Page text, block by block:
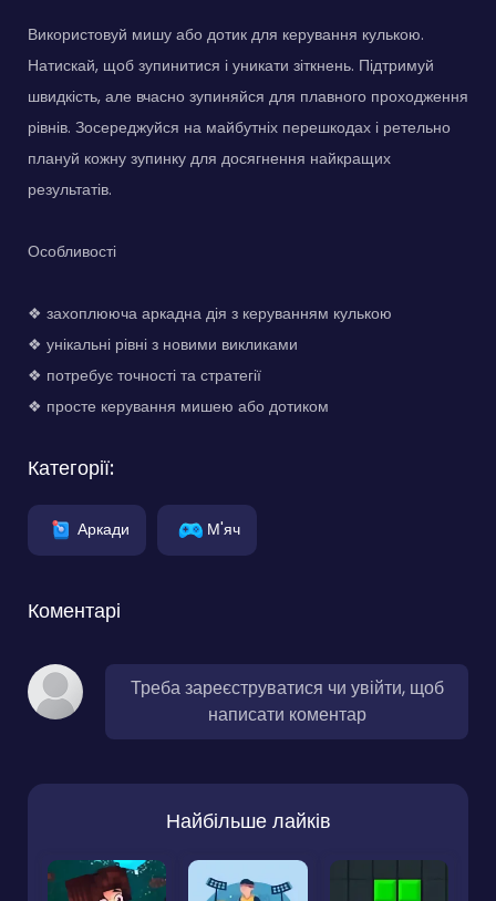
Використовуй мишу або дотик для керування кулькою.
Натискай, щоб зупинитися і уникати зіткнень. Підтримуй
швидкість, але вчасно зупиняйся для плавного проходження
рівнів. Зосереджуйся на майбутніх перешкодах і ретельно
плануй кожну зупинку для досягнення найкращих
результатів.
Особливості
❖ захоплююча аркадна дія з керуванням кулькою
❖ унікальні рівні з новими викликами
❖ потребує точності та стратегії
❖ просте керування мишею або дотиком
Категорії:
Аркади М'яч
Коментарі
Треба зареєструватися чи увійти, щоб
написати коментар
Найбільше лайків